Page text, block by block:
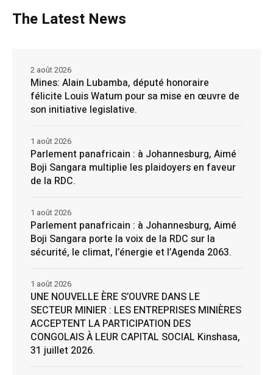
The Latest News
Mines: Alain Lubamba, député honoraire
félicite Louis Watum pour sa mise en œuvre de
son initiative legislative.
2 août 2026
Parlement panafricain : à Johannesburg, Aimé
Boji Sangara multiplie les plaidoyers en faveur
de la RDC.
1 août 2026
Parlement panafricain : à Johannesburg, Aimé
Boji Sangara porte la voix de la RDC sur la
sécurité, le climat, l’énergie et l’Agenda 2063.
1 août 2026
UNE NOUVELLE ÈRE S’OUVRE DANS LE
SECTEUR MINIER : LES ENTREPRISES MINIÈRES
ACCEPTENT LA PARTICIPATION DES
CONGOLAIS À LEUR CAPITAL SOCIAL Kinshasa,
31 juillet 2026.
1 août 2026